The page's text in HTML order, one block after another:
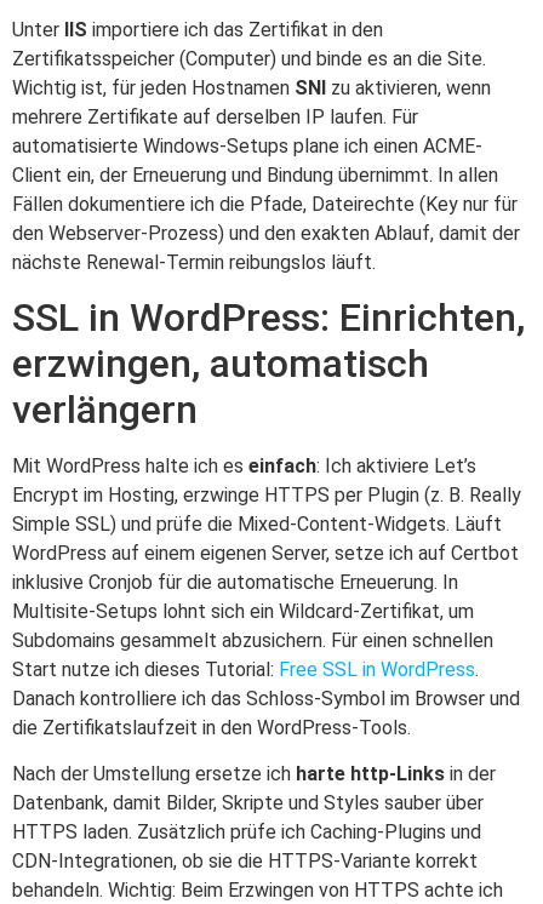
Unter IIS importiere ich das Zertifikat in den
Zertifikatsspeicher (Computer) und binde es an die Site.
Wichtig ist, für jeden Hostnamen SNI zu aktivieren, wenn
mehrere Zertifikate auf derselben IP laufen. Für
automatisierte Windows-Setups plane ich einen ACME-
Client ein, der Erneuerung und Bindung übernimmt. In allen
Fällen dokumentiere ich die Pfade, Dateirechte (Key nur für
den Webserver-Prozess) und den exakten Ablauf, damit der
nächste Renewal-Termin reibungslos läuft.
SSL in WordPress: Einrichten,
erzwingen, automatisch
verlängern
Mit WordPress halte ich es einfach: Ich aktiviere Let’s
Encrypt im Hosting, erzwinge HTTPS per Plugin (z. B. Really
Simple SSL) und prüfe die Mixed-Content-Widgets. Läuft
WordPress auf einem eigenen Server, setze ich auf Certbot
inklusive Cronjob für die automatische Erneuerung. In
Multisite-Setups lohnt sich ein Wildcard-Zertifikat, um
Subdomains gesammelt abzusichern. Für einen schnellen
Start nutze ich dieses Tutorial: Free SSL in WordPress.
Danach kontrolliere ich das Schloss-Symbol im Browser und
die Zertifikatslaufzeit in den WordPress-Tools.
Nach der Umstellung ersetze ich harte http-Links in der
Datenbank, damit Bilder, Skripte und Styles sauber über
HTTPS laden. Zusätzlich prüfe ich Caching-Plugins und
CDN-Integrationen, ob sie die HTTPS-Variante korrekt
behandeln. Wichtig: Beim Erzwingen von HTTPS achte ich